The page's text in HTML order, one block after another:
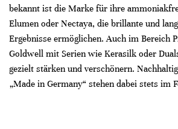
bekannt ist die Marke für ihre
Elumen oder Nectaya, die brillante und
Ergebnisse ermöglichen. Auch im Bereich
Goldwell mit Serien wie Kerasilk oder
gezielt stärken und verschönern.
„Made in Germany“ stehen dabei stets im